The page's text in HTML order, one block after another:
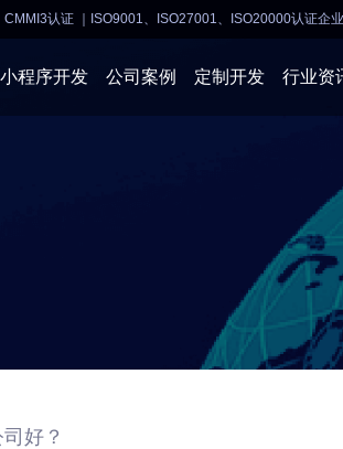
CMMI3认证 ｜ISO9001、ISO27001、ISO20000认证企业
小程序开发 公司案例 定制开发 行业资
小程序
系统开发
物联网
网站建设
企业经营
商业行情
好？